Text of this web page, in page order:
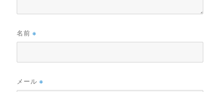
名前※
メール※